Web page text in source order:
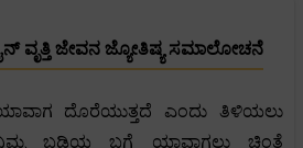
ವೃತ್ತಿ ಜೇವನ ಜ್ಯೋತಿಷ್ಯ ಸಮಾಲೋಚನೆ
ದೊರೆಯುತ್ತದೆ ಎಂದು ತಿಳಿಯಲು
ಬಡ್ತಿಯ ಬಗ್ಗೆ ಯಾವಾಗಲು ಚಿಂತೆ